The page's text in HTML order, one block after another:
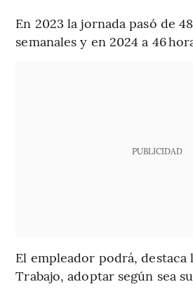
En 2023 la jornada pasó de
semanales y en 2024 a 46
PUBLICIDAD
El empleador podrá, destaca
Trabajo, adoptar según sea